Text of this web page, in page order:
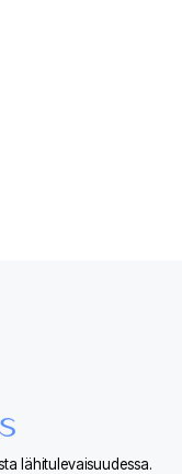
lähitulevaisuudessa.